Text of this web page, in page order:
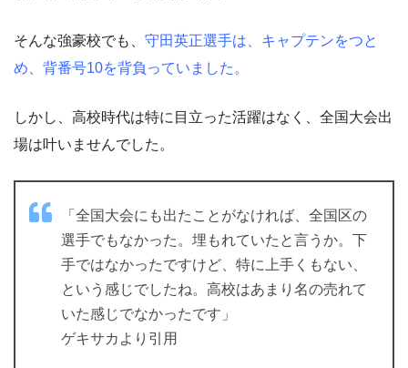
そんな強豪校でも、 守田英正選手は、キャプテンをつと
め、背番号10を背負っていました。
しかし、高校時代は特に目立った活躍はなく、全国大会出
場は叶いませんでした。
「全国大会にも出たことがなければ、全国区の
選手でもなかった。埋もれていたと言うか。下
手ではなかったですけど、特に上手くもない、
という感じでしたね。高校はあまり名の売れて
いた感じでなかったです」
ゲキサカより引用